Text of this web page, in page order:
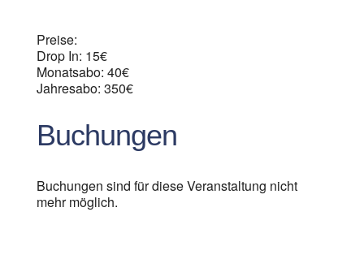
Preise:
Drop In: 15€
Monatsabo: 40€
Jahresabo: 350€
Buchungen
Buchungen sind für diese Veranstaltung nicht
mehr möglich.